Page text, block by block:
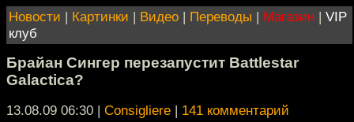
Новости | Картинки | Видео | Переводы | Магазин | VIP
клуб
Брайан Сингер перезапустит Battlestar
Galactica?
13.08.09 06:30 | Consigliere | 141 комментарий